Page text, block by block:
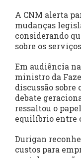
A CNM alerta
mudanças
considerando
sobre os
Em audiência
ministro da
discussão sobre
debate
ressaltou o
equilíbrio entre
Durigan
custos para